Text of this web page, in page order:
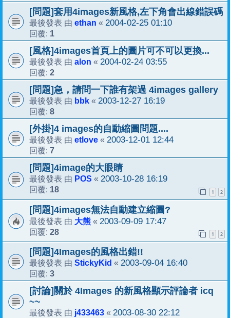
[問題]套用4images新風格,左下角會出線錯誤碼
最後發表 由 ethan « 2004-02-25 01:10
回覆: 1
[風格]4images首頁上的圖片可不可以更換...
最後發表 由 alon « 2004-02-24 03:55
回覆: 2
[問題]急，請問一下誰有架過 4images gallery
最後發表 由 bbk « 2003-12-27 16:19
回覆: 8
[外掛]4 images的自動縮圖問題....
最後發表 由 etlove « 2003-12-01 12:44
回覆: 7
[問題]4image的大眼睛
最後發表 由 POS « 2003-10-28 16:19
回覆: 18 1 2
[問題]4images無法自動建立縮圖?
最後發表 由 大熊 « 2003-09-09 17:47
回覆: 28 1 2
[問題]4Images的風格出錯!!
最後發表 由 StickyKid « 2003-09-04 16:40
回覆: 3
[討論]關於 4Images 的新風格顯示評論者 icq
~~
最後發表 由 j433463 « 2003-08-30 22:12